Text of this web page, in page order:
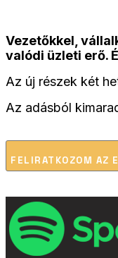
Vezetőkkel,
valódi üzleti erő.
Az új részek két
Az adásból
FELIRATKOZOM AZ